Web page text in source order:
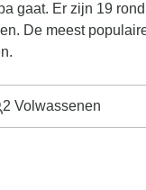
gaat. Er zijn 19
De meest
2 Volwassenen